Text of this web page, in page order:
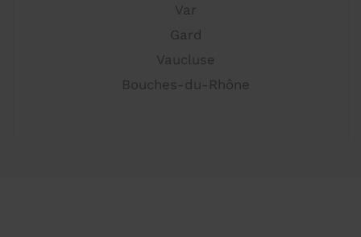
Var
Gard
Vaucluse
Bouches-du-Rhône